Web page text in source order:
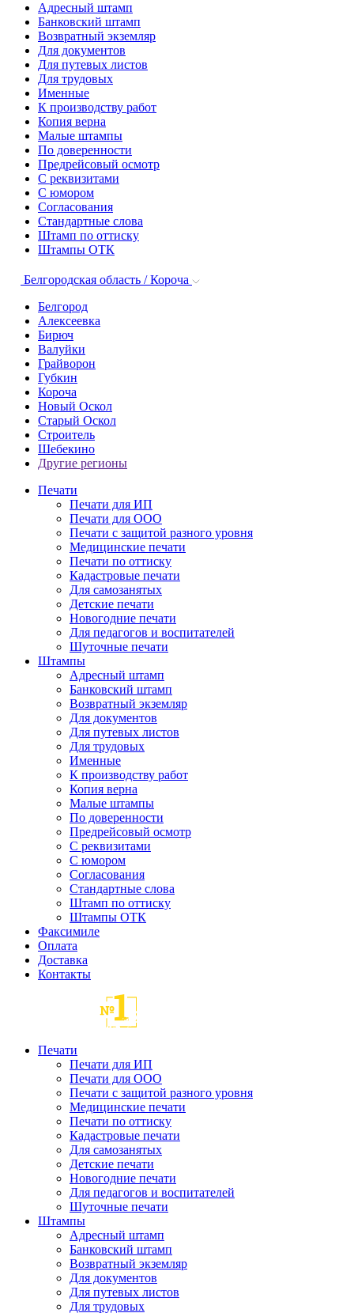
Адресный штамп
Банковский штамп
Возвратный экземляр
Для документов
Для путевых листов
Для трудовых
Именные
К производству работ
Копия верна
Малые штампы
По доверенности
Предрейсовый осмотр
С реквизитами
С юмором
Согласования
Стандартные слова
Штамп по оттиску
Штампы ОТК
Белгородская область / Короча
Белгород
Алексеевка
Бирюч
Валуйки
Грайворон
Губкин
Короча
Новый Оскол
Старый Оскол
Строитель
Шебекино
Другие регионы
Печати
Печати для ИП
Печати для ООО
Печати с защитой разного уровня
Медицинские печати
Печати по оттиску
Кадастровые печати
Для самозанятых
Детские печати
Новогодние печати
Для педагогов и воспитателей
Шуточные печати
Штампы
Адресный штамп
Банковский штамп
Возвратный экземляр
Для документов
Для путевых листов
Для трудовых
Именные
К производству работ
Копия верна
Малые штампы
По доверенности
Предрейсовый осмотр
С реквизитами
С юмором
Согласования
Стандартные слова
Штамп по оттиску
Штампы ОТК
Факсимиле
Оплата
Доставка
Контакты
Печати
Печати для ИП
Печати для ООО
Печати с защитой разного уровня
Медицинские печати
Печати по оттиску
Кадастровые печати
Для самозанятых
Детские печати
Новогодние печати
Для педагогов и воспитателей
Шуточные печати
Штампы
Адресный штамп
Банковский штамп
Возвратный экземляр
Для документов
Для путевых листов
Для трудовых